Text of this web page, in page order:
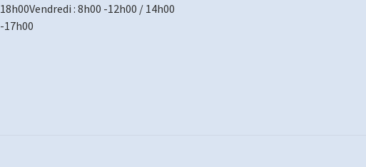
18h00Vendredi : 8h00 -12h00 / 14h00
-17h00